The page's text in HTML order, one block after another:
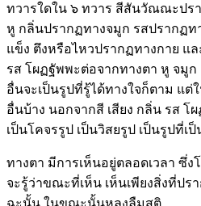
ทวารใดใน ๖ ทวาร สีสันวัณณะปร
หู กลิ่นปรากฏทางจมูก รสปรากฏท
แข็ง ตึงหรือไหวปรากฏทางกาย แล
รส โผฏฐัพพะต่อจากทางตา หู จมูก
อื่นจะเป็นรูปที่รู้ได้ทางใจก็ตาม แต่
อื่นบ้าง นอกจากสี เสียง กลิ่น รส โ
เป็นโคจรรูป เป็นวิสยรูป เป็นรูปที่เ
ทางตา มีการเห็นอยู่ตลอดเวลา ซึ่
จะรู้ว่าขณะที่เห็น เห็นเพียงสิ่งที่ปร
ฉะนั้น ในขณะนั้นหลงลืมสติ